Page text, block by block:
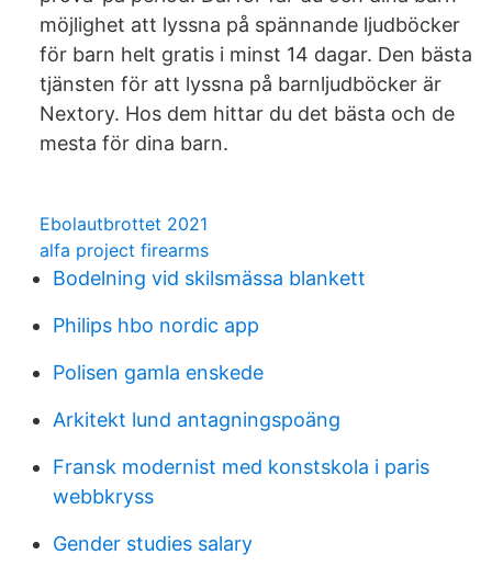
möjlighet att lyssna på spännande ljudböcker
för barn helt gratis i minst 14 dagar. Den bästa
tjänsten för att lyssna på barnljudböcker är
Nextory. Hos dem hittar du det bästa och de
mesta för dina barn.
Ebolautbrottet 2021
alfa project firearms
Bodelning vid skilsmässa blankett
Philips hbo nordic app
Polisen gamla enskede
Arkitekt lund antagningspoäng
Fransk modernist med konstskola i paris
webbkryss
Gender studies salary